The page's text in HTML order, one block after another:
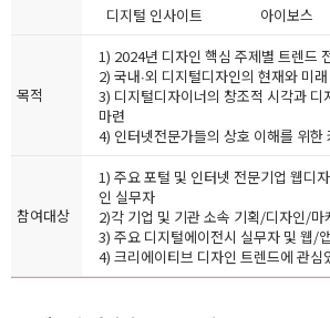
디지털 인사이트
아이보스
목적
1) 2024년 디자인 핵심 주제별 트렌드
2) 국내∙외 디지털디자인의 현재와 미
3) 디지털디자이너의 창조적 시각과 디
마련
4) 인터넷전문가들의 상호 이해를 위한
참여대상
1) 주요 포털 및 인터넷 전문기업 웹디
인 실무자
2)각 기업 및 기관 소속 기획/디자인/
3) 주요 디지털에이전시 실무자 및 웹/
4) 크리에이티브 디자인 트렌드에 관심